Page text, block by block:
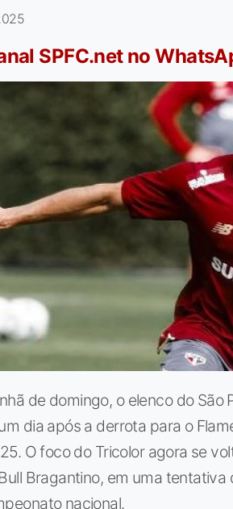
SPFC.net no
de domingo, o elenco do São
dia após a derrota para o
O foco do Tricolor agora se
Bragantino, em uma
nacional.